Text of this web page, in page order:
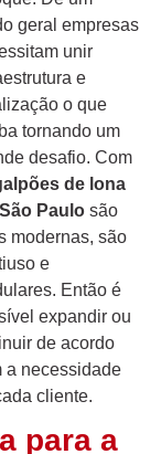
geral empresas
unir
e
o que
tornando um
desafio. Com
de lona
Paulo são
modernas, são
e
Então é
expandir ou
de acordo
a necessidade
cliente.
para a